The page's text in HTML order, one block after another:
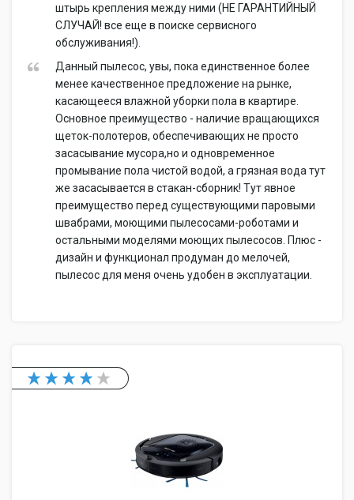
штырь крепления между ними (НЕ ГАРАНТИЙНЫЙ
СЛУЧАЙ! все еще в поиске сервисного
обслуживания!).
Данный пылесос, увы, пока единственное более
менее качественное предложение на рынке,
касающееся влажной уборки пола в квартире.
Основное преимущество - наличие вращающихся
щеток-полотеров, обеспечивающих не просто
засасывание мусора,но и одновременное
промывание пола чистой водой, а грязная вода тут
же засасывается в стакан-сборник! Тут явное
преимущество перед существующими паровыми
швабрами, моющими пылесосами-роботами и
остальными моделями моющих пылесосов. Плюс -
дизайн и функционал продуман до мелочей,
пылесос для меня очень удобен в эксплуатации.